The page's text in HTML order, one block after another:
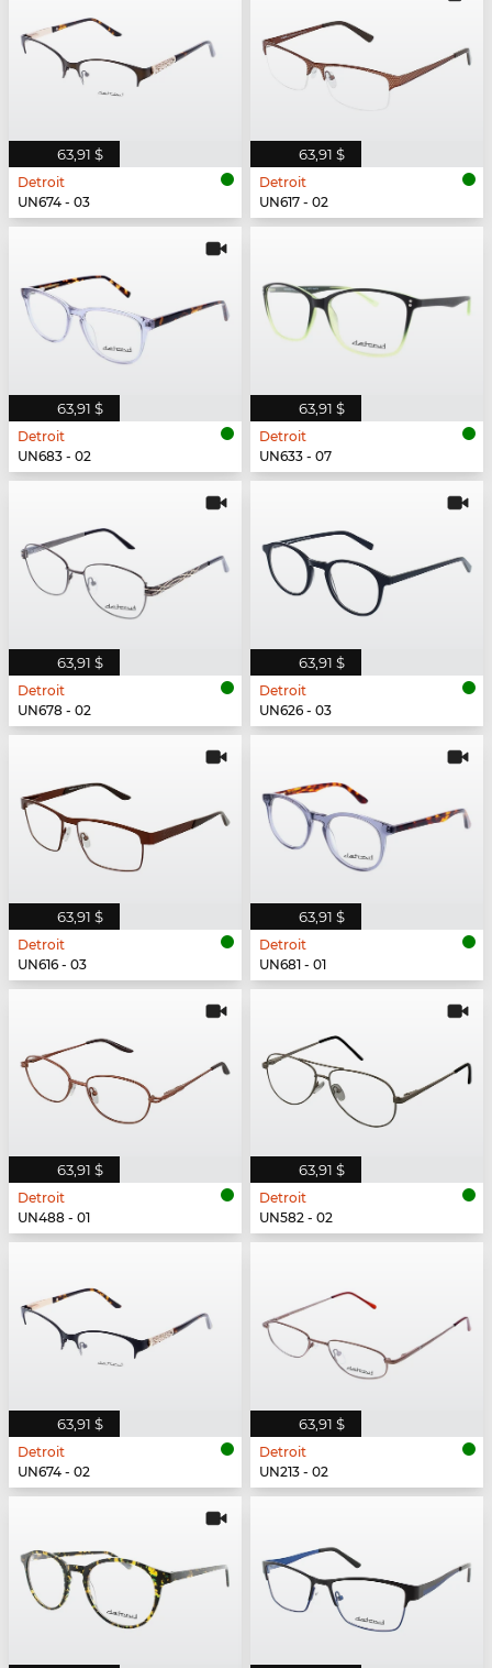
63,91 $
Detroit
UN674 - 03
63,91 $
Detroit
UN617 - 02
63,91 $
Detroit
UN683 - 02
63,91 $
Detroit
UN633 - 07
63,91 $
Detroit
UN678 - 02
63,91 $
Detroit
UN626 - 03
63,91 $
Detroit
UN616 - 03
63,91 $
Detroit
UN681 - 01
63,91 $
Detroit
UN488 - 01
63,91 $
Detroit
UN582 - 02
63,91 $
Detroit
UN674 - 02
63,91 $
Detroit
UN213 - 02